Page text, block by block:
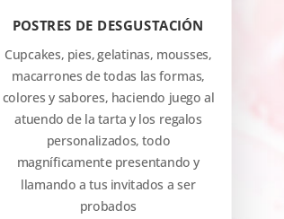
POSTRES DE DESGUSTACIÓN
Cupcakes, pies, gelatinas, mousses,
macarrones de todas las formas,
colores y sabores, haciendo juego al
atuendo de la tarta y los regalos
personalizados, todo
magníficamente presentando y
llamando a tus invitados a ser
probados